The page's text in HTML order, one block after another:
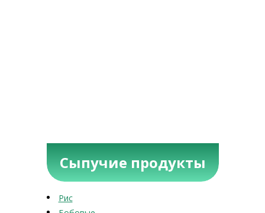
Сыпучие продукты
Рис